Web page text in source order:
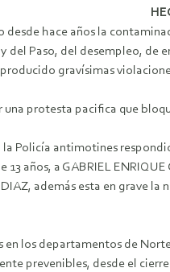
desde hace años la
del Paso, del desempleo,
gravísimas
protesta pacifica que
Policía antimotines
años, a GABRIEL
además esta en grave
los departamentos de
prevenibles, desde el